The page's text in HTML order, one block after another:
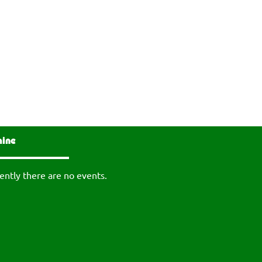
there are no events.